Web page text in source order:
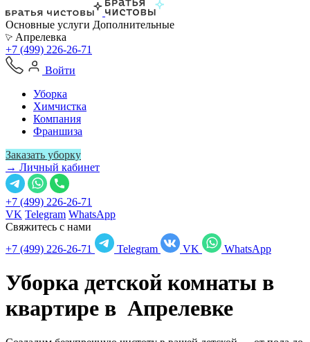
Основные услуги Дополнительные
Апрелевка
+7 (499) 226-26-71
Войти
Уборка
Химчистка
Компания
Франшиза
Заказать уборку
→ Личный кабинет
+7 (499) 226-26-71
VK Telegram WhatsApp
Свяжитесь с нами
+7 (499) 226-26-71
Telegram VK WhatsApp
Уборка детской комнаты в
квартире в Апрелевке